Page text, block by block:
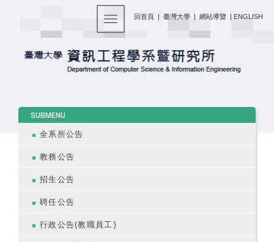
回首頁 | 臺灣大學 | 網站導覽 | ENGLISH
Toggle navigation
SUBMENU
全系所公告
教務公告
招生公告
聘任公告
行政公告(教職員工)